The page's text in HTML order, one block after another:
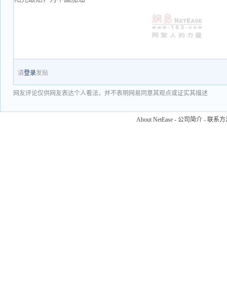
请登录发贴
网友评论仅供网友表达个人看法，并不表明网易同意其观点或证实其描述
About NetEase - 公司简介 - 联系方